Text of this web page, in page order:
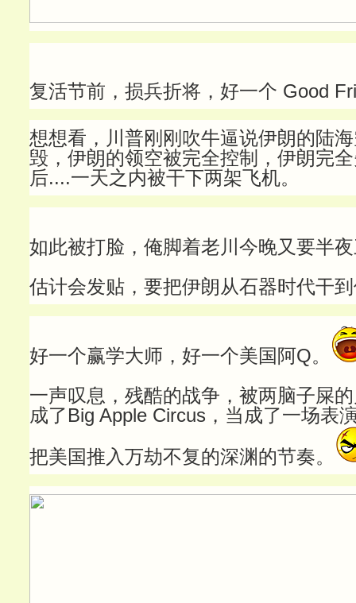
复活节前，损兵折将，好一个 Good
想想看，川普刚刚吹牛逼说伊朗的陆
毁，伊朗的领空被完全控制，伊朗完
后....一天之内被干下两架飞机。
如此被打脸，俺脚着老川今晚又要半
估计会发贴，要把伊朗从石器时代干
好一个赢学大师，好一个美国阿Q。
一声叹息，残酷的战争，被两脑子屎
成了Big Apple Circus，当成了一场表
把美国推入万劫不复的深渊的节奏。